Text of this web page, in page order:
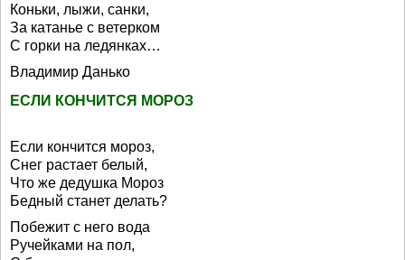
Коньки, лыжи, санки,
За катанье с ветерком
С горки на ледянках…
Владимир Данько
ЕСЛИ КОНЧИТСЯ МОРОЗ
Если кончится мороз,
Снег растает белый,
Что же дедушка Мороз
Бедный станет делать?
Побежит с него вода
Ручейками на пол,